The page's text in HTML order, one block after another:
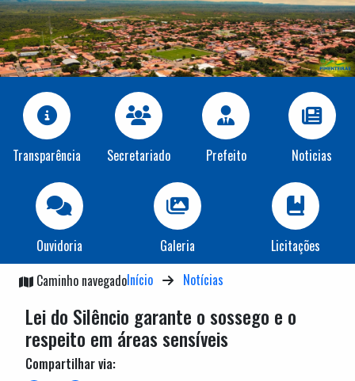
Transparência Secretariado Prefeito Noticias
Ouvidoria Galeria
Licitações
Caminho navegadoInício Notícias
Lei do Silêncio garante o sossego e o
respeito em áreas sensíveis
Compartilhar via: